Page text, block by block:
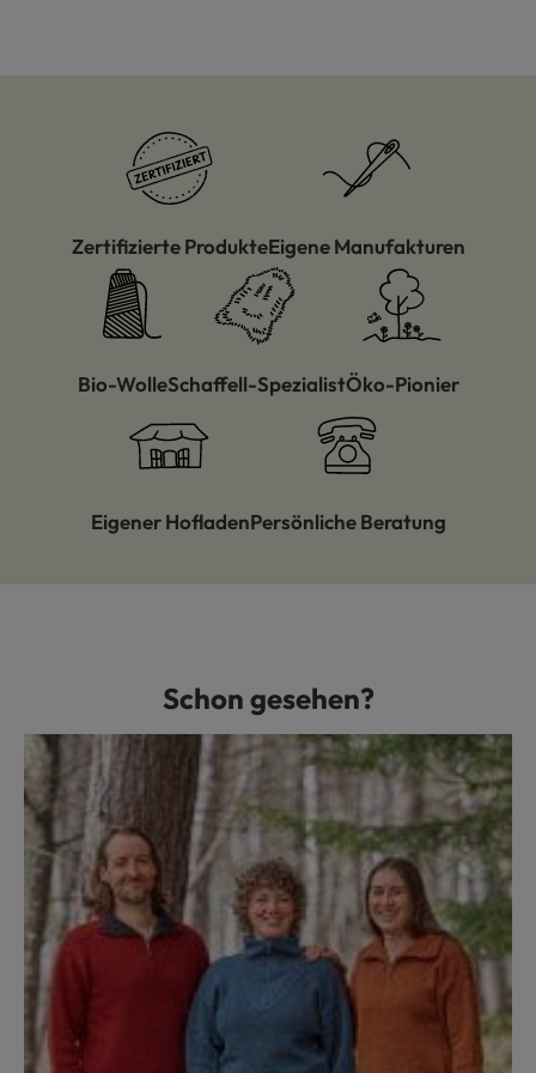
Zertifizierte ProdukteEigene Manufakturen
Bio-WolleSchaffell-SpezialistÖko-Pionier
Eigener HofladenPersönliche Beratung
Produktgalerie überspringenSchon gesehen?